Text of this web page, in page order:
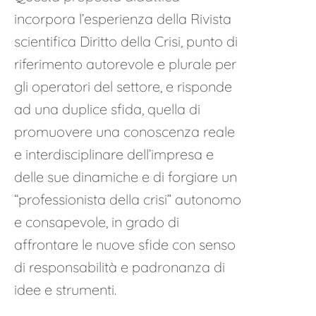
incorpora l’esperienza della Rivista
scientifica Diritto della Crisi, punto di
riferimento autorevole e plurale per
gli operatori del settore, e risponde
ad una duplice sfida, quella di
promuovere una conoscenza reale
e interdisciplinare dell’impresa e
delle sue dinamiche e di forgiare un
“professionista della crisi” autonomo
e consapevole, in grado di
affrontare le nuove sfide con senso
di responsabilità e padronanza di
idee e strumenti.